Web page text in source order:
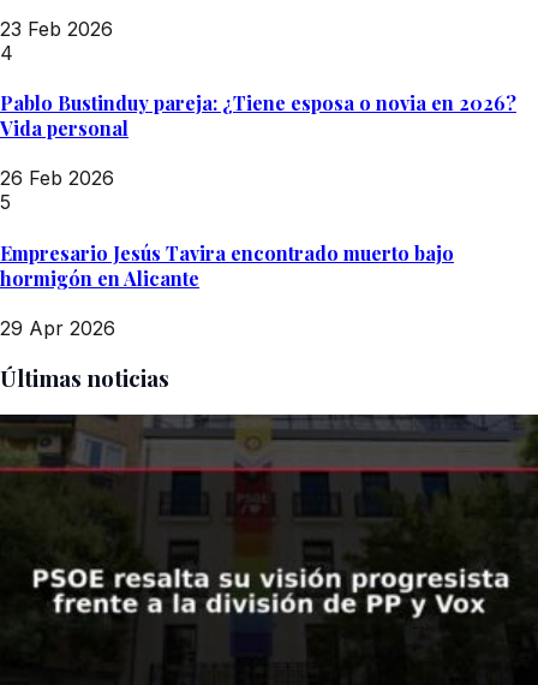
23 Feb 2026
4
Pablo Bustinduy pareja: ¿Tiene esposa o novia en 2026?
Vida personal
26 Feb 2026
5
Empresario Jesús Tavira encontrado muerto bajo
hormigón en Alicante
29 Apr 2026
Últimas noticias